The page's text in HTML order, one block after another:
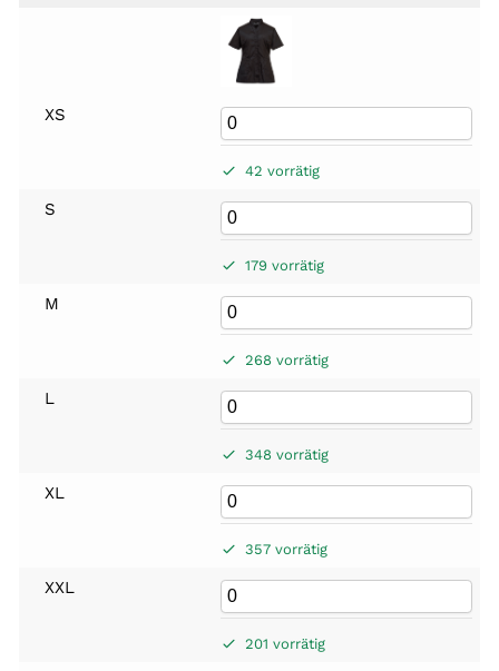
XS
42 vorrätig
S
179 vorrätig
M
268 vorrätig
L
348 vorrätig
XL
357 vorrätig
XXL
201 vorrätig